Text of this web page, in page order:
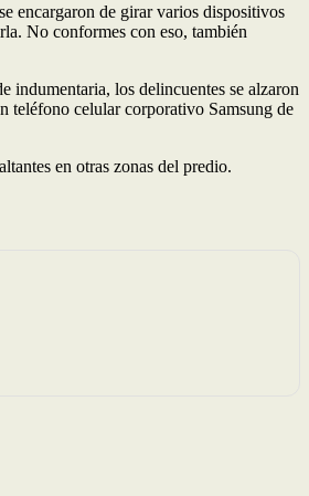
encargaron de girar varios dispositivos
No conformes con eso, también
indumentaria, los delincuentes se alzaron
teléfono celular corporativo Samsung de
en otras zonas del predio.